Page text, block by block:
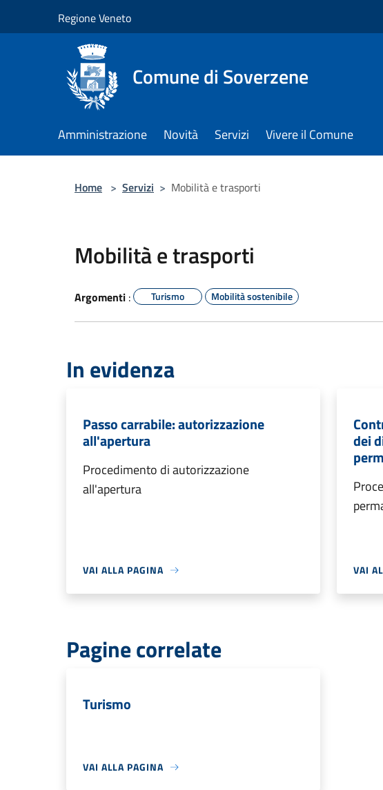
Regione Veneto
Comune di Soverzene
Amministrazione Novità Servizi Vivere il Comune
Home > Servizi > Mobilità e trasporti
Mobilità e trasporti
Argomenti : Turismo Mobilità sostenibile
In evidenza
Passo carrabile: autorizzazione
all'apertura
Procedimento di autorizzazione
all'apertura
VAI ALLA PAGINA
dei
VAI
Pagine correlate
Turismo
VAI ALLA PAGINA